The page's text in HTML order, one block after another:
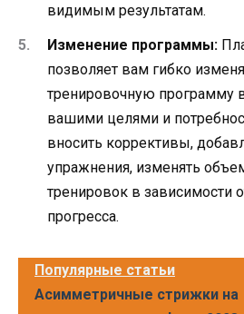
видимым результатам.
Изменение программы:
позволяет вам гибко
тренировочную программу
вашими целями и
вносить коррективы,
упражнения, изменять
тренировок в зависимости
прогресса.
Популярные статьи
Асимметричные стрижки на